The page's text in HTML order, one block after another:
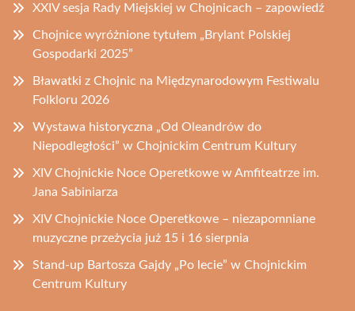
XXIV sesja Rady Miejskiej w Chojnicach – zapowiedź
Chojnice wyróżnione tytułem „Brylant Polskiej
Gospodarki 2025”
Bławatki z Chojnic na Międzynarodowym Festiwalu
Folkloru 2026
Wystawa historyczna „Od Oleandrów do
Niepodległości” w Chojnickim Centrum Kultury
XIV Chojnickie Noce Operetkowe w Amfiteatrze im.
Jana Sabiniarza
XIV Chojnickie Noce Operetkowe – niezapomniane
muzyczne przeżycia już 15 i 16 sierpnia
Stand-up Bartosza Gajdy „Po lecie” w Chojnickim
Centrum Kultury